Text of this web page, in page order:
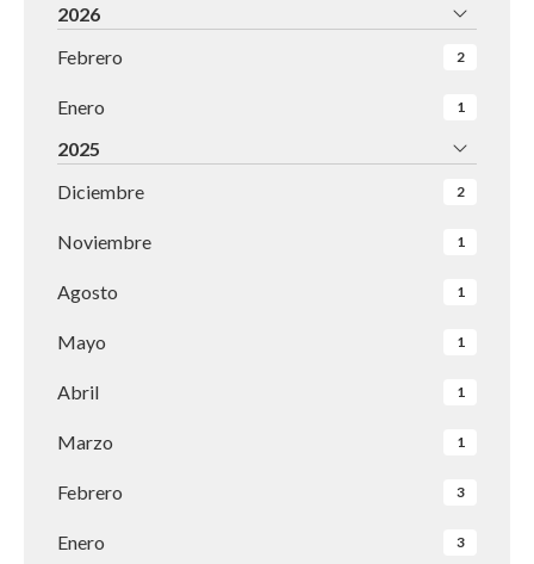
2026
Febrero
2
Enero 1
2025
Diciembre
2
Noviembre 1
Agosto 1
Mayo 1
Abril 1
Marzo 1
Febrero 3
Enero 3